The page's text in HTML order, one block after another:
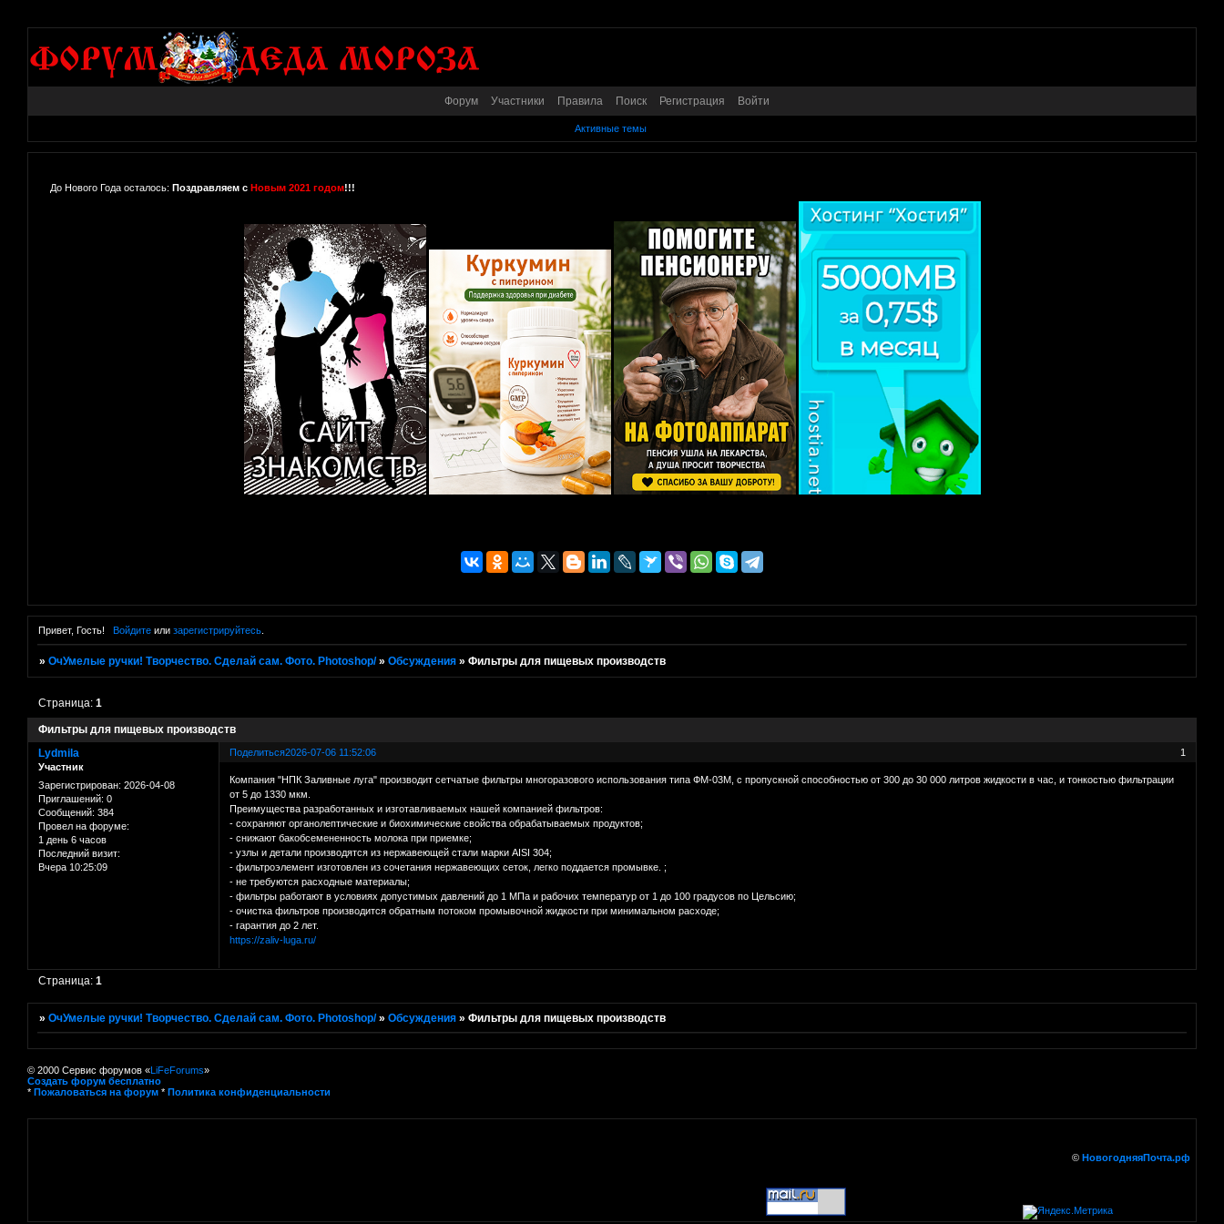
Форум Участники Правила Поиск Регистрация Войти
Активные темы
До Нового Года осталось: Поздравляем с Новым 2021 годом!!!
Привет, Гость! Войдитеили зарегистрируйтесь.
»ОчУмелые ручки! Творчество. Сделай сам. Фото. Photoshop/ »Обсуждения »Фильтры для пищевых производств
Фильтры для пищевых производств
Страница:1
Поделиться 1
2026-07-06 11:52:06
Lydmila
Участник
Зарегистрирован: 2026-04-08
Приглашений: 0
Сообщений: 384
Провел на форуме:
1 день 6 часов
Последний визит:
Вчера 10:25:09
Компания "НПК Заливные луга" производит сетчатые фильтры многоразового использования типа ФМ-03М, с пропускной способностью от 300 до 30 000 литров жидкости в час, и тонкостью фильтрации
от 5 до 1330 мкм.
Преимущества разработанных и изготавливаемых нашей компанией фильтров:
- сохраняют органолептические и биохимические свойства обрабатываемых продуктов;
- снижают бакобсемененность молока при приемке;
- узлы и детали производятся из нержавеющей стали марки AISI 304;
- фильтроэлемент изготовлен из сочетания нержавеющих сеток, легко поддается промывке. ;
- не требуются расходные материалы;
- фильтры работают в условиях допустимых давлений до 1 МПа и рабочих температур от 1 до 100 градусов по Цельсию;
- очистка фильтров производится обратным потоком промывочной жидкости при минимальном расходе;
- гарантия до 2 лет.
https://zaliv-luga.ru/
Страница:1
»ОчУмелые ручки! Творчество. Сделай сам. Фото. Photoshop/ »Обсуждения »Фильтры для пищевых производств
© 2000 Сервис форумов «LiFeForums»
Создать форум бесплатно
* Пожаловаться на форум * Политика конфиденциальности
© НовогодняяПочта.рф